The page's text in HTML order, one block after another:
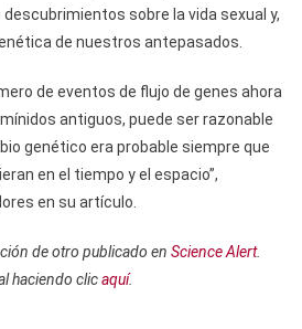
sobre la vida sexual y,
de nuestros antepasados.
de eventos de flujo de genes ahora
antiguos, puede ser razonable
genético era probable siempre que
en el tiempo y el espacio”,
en su artículo.
de otro publicado en Science Alert.
haciendo clicaquí.